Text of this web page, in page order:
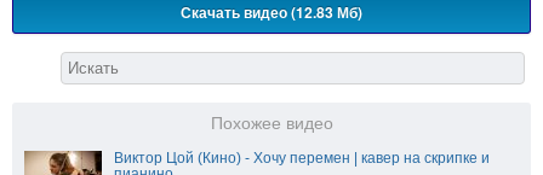
Скачать видео (12.83 Мб)
Похожее видео
Виктор Цой (Кино) - Хочу перемен | кавер на скрипке и